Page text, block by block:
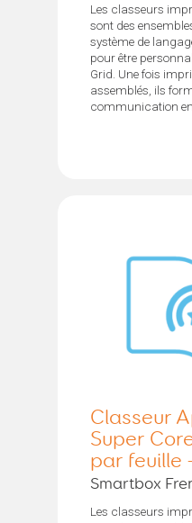
Les classeurs
sont des
système de
pour être
Grid. Une fois
assemblés, ils
communication
Classeur
Super
par feuille
Smartbox
Les classeurs